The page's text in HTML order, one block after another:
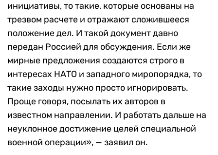
инициативы, то такие, которые основаны на
трезвом расчете и отражают сложившееся
положение дел. И такой документ давно
передан Россией для обсуждения. Если же
мирные предложения создаются строго в
интересах НАТО и западного миропорядка, то
такие заходы нужно просто игнорировать.
Проще говоря, посылать их авторов в
известном направлении. И работать дальше на
неуклонное достижение целей специальной
военной операции», — заявил он.